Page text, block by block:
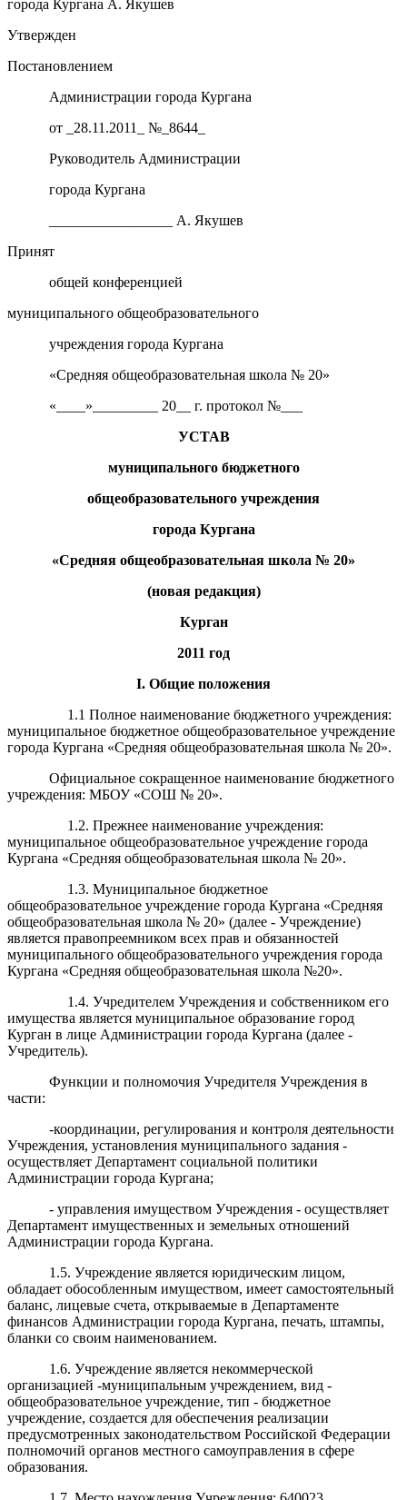
города Кургана А. Якушев
Утвержден
Постановлением
Администрации города Кургана
от _28.11.2011_ №_8644_
Руководитель Администрации
города Кургана
_________________ А. Якушев
Принят
общей конференцией
муниципального общеобразовательного
учреждения города Кургана
«Средняя общеобразовательная школа № 20»
«____»_________ 20__ г. протокол №___
УСТАВ
муниципального бюджетного
общеобразовательного учреждения
города Кургана
«Средняя общеобразовательная школа № 20»
(новая редакция)
Курган
2011 год
I. Общие положения
1.1 Полное наименование бюджетного учреждения:
муниципальное бюджетное общеобразовательное учреждение
города Кургана «Средняя общеобразовательная школа № 20».
Официальное сокращенное наименование бюджетного
учреждения: МБОУ «СОШ № 20».
1.2. Прежнее наименование учреждения:
муниципальное общеобразовательное учреждение города
Кургана «Средняя общеобразовательная школа № 20».
1.3. Муниципальное бюджетное
общеобразовательное учреждение города Кургана «Средняя
общеобразовательная школа № 20» (далее - Учреждение)
является правопреемником всех прав и обязанностей
муниципального общеобразовательного учреждения города
Кургана «Средняя общеобразовательная школа №20».
1.4. Учредителем Учреждения и собственником его
имущества является муниципальное образование город
Курган в лице Администрации города Кургана (далее -
Учредитель).
Функции и полномочия Учредителя Учреждения в
части:
-координации, регулирования и контроля деятельности
Учреждения, установления муниципального задания -
осуществляет Департамент социальной политики
Администрации города Кургана;
- управления имуществом Учреждения - осуществляет
Департамент имущественных и земельных отношений
Администрации города Кургана.
1.5. Учреждение является юридическим лицом,
обладает обособленным имуществом, имеет самостоятельный
баланс, лицевые счета, открываемые в Департаменте
финансов Администрации города Кургана, печать, штампы,
бланки со своим наименованием.
1.6. Учреждение является некоммерческой
организацией -муниципальным учреждением, вид -
общеобразовательное учреждение, тип - бюджетное
учреждение, создается для обеспечения реализации
предусмотренных законодательством Российской Федерации
полномочий органов местного самоуправления в сфере
образования.